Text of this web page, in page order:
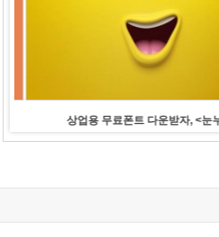
상업용 무료폰트 다운받자, <눈누>